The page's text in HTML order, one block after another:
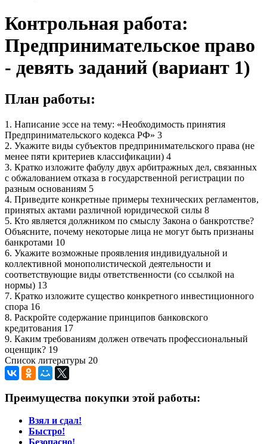
Контрольная работа:
Предпринимательское право
- девять заданий (вариант 1)
План работы:
1. Написание эссе на тему: «Необходимость принятия
Предпринимательского кодекса РФ» 3
2. Укажите виды субъектов предпринимательского права (не
менее пяти критериев классификации) 4
3. Кратко изложите фабулу двух арбитражных дел, связанных
с обжалованием отказа в государственной регистрации по
разным основаниям 5
4. Приведите конкретные примеры технических регламентов,
принятых актами различной юридической силы 8
5. Кто является должником по смыслу Закона о банкротстве?
Объясните, почему некоторые лица не могут быть признаны
банкротами 10
6. Укажите возможные проявления индивидуальной и
коллективной монополистической деятельности и
соответствующие виды ответственности (со ссылкой на
нормы) 13
7. Кратко изложите существо конкретного инвестиционного
спора 16
8. Раскройте содержание принципов банковского
кредитования 17
9. Каким требованиям должен отвечать профессиональный
оценщик? 19
Список литературы 20
Преимущества покупки этой работы:
Взял и сдал!
Быстро!